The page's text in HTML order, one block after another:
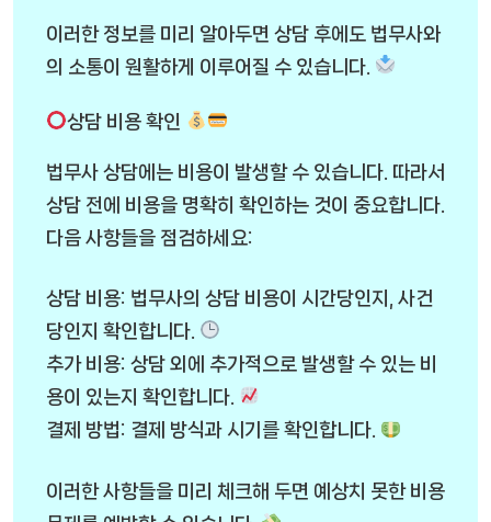
이러한 정보를 미리 알아두면 상담 후에도 법무사와
의 소통이 원활하게 이루어질 수 있습니다.
상담 비용 확인
법무사 상담에는 비용이 발생할 수 있습니다. 따라서
상담 전에 비용을 명확히 확인하는 것이 중요합니다.
다음 사항들을 점검하세요:
상담 비용: 법무사의 상담 비용이 시간당인지, 사건
당인지 확인합니다.
추가 비용: 상담 외에 추가적으로 발생할 수 있는 비
용이 있는지 확인합니다.
결제 방법: 결제 방식과 시기를 확인합니다.
이러한 사항들을 미리 체크해 두면 예상치 못한 비용